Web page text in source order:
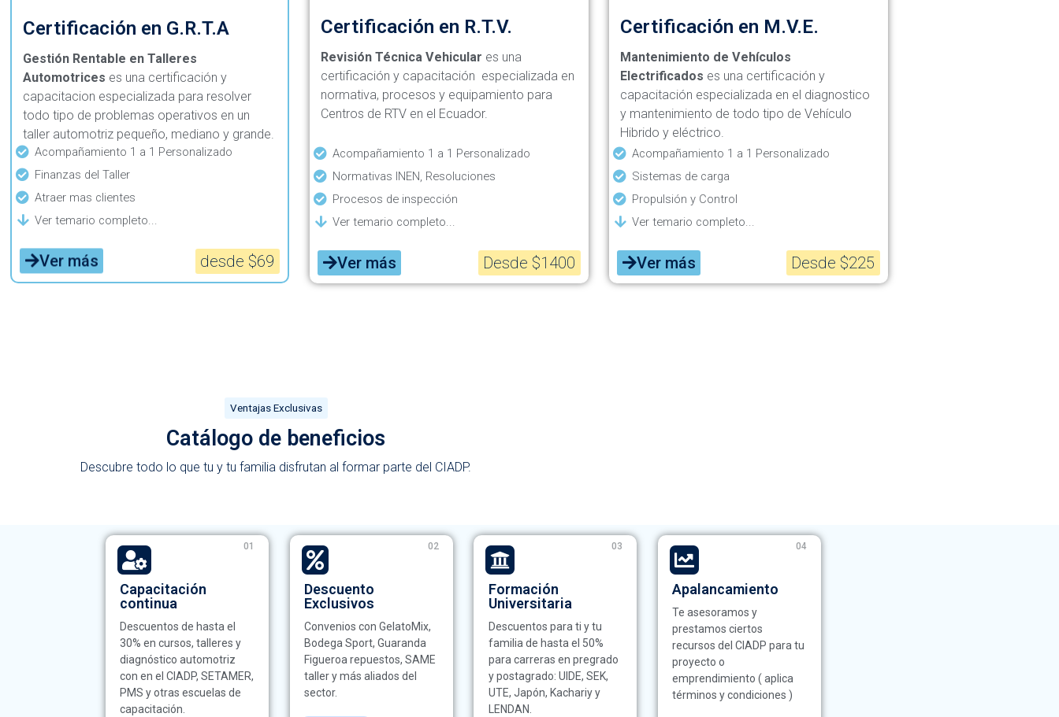
Certificación en G.R.T.A
Gestión Rentable en Talleres
Automotrices es una certificación y
capacitacion especializada para resolver
todo tipo de problemas operativos en un
taller automotriz pequeño, mediano y grande.
Acompañamiento 1 a 1 Personalizado
Finanzas del Taller
Atraer mas clientes
Ver temario completo...
Ver más desde $69
Certificación en R.T.V.
Revisión Técnica Vehicular es una
certificación y capacitación especializada en
normativa, procesos y equipamiento para
Centros de RTV en el Ecuador.
Acompañamiento 1 a 1 Personalizado
Normativas INEN, Resoluciones
Procesos de inspección
Ver temario completo...
Ver más Desde $1400
Certificación en M.V.E.
Mantenimiento de Vehículos
Electrificados es una certificación y
capacitación especializada en el diagnostico
y mantenimiento de todo tipo de Vehículo
Hibrido y eléctrico.
Acompañamiento 1 a 1 Personalizado
Sistemas de carga
Propulsión y Control
Ver temario completo...
Ver más Desde $225
Ventajas Exclusivas
Catálogo de beneficios
Descubre todo lo que tu y tu familia disfrutan al formar parte del CIADP.
01
Capacitación
continua
Descuentos de hasta el
30% en cursos, talleres y
diagnóstico automotriz
con en el CIADP, SETAMER,
PMS y otras escuelas de
capacitación.
02
Descuento
Exclusivos
Convenios con GelatoMix,
Bodega Sport, Guaranda
Figueroa repuestos, SAME
taller y más aliados del
sector.
03
Formación
Universitaria
Descuentos para ti y tu
familia de hasta el 50%
para carreras en pregrado
y postagrado: UIDE, SEK,
UTE, Japón, Kachariy y
LENDAN.
04
Apalancamiento
Te asesoramos y
prestamos ciertos
recursos del CIADP para tu
proyecto o
emprendimiento ( aplica
términos y condiciones )